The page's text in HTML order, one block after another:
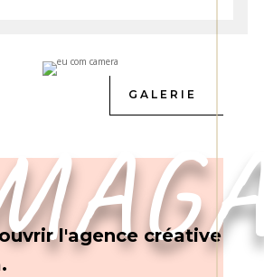
GALERIE
l'agence créative